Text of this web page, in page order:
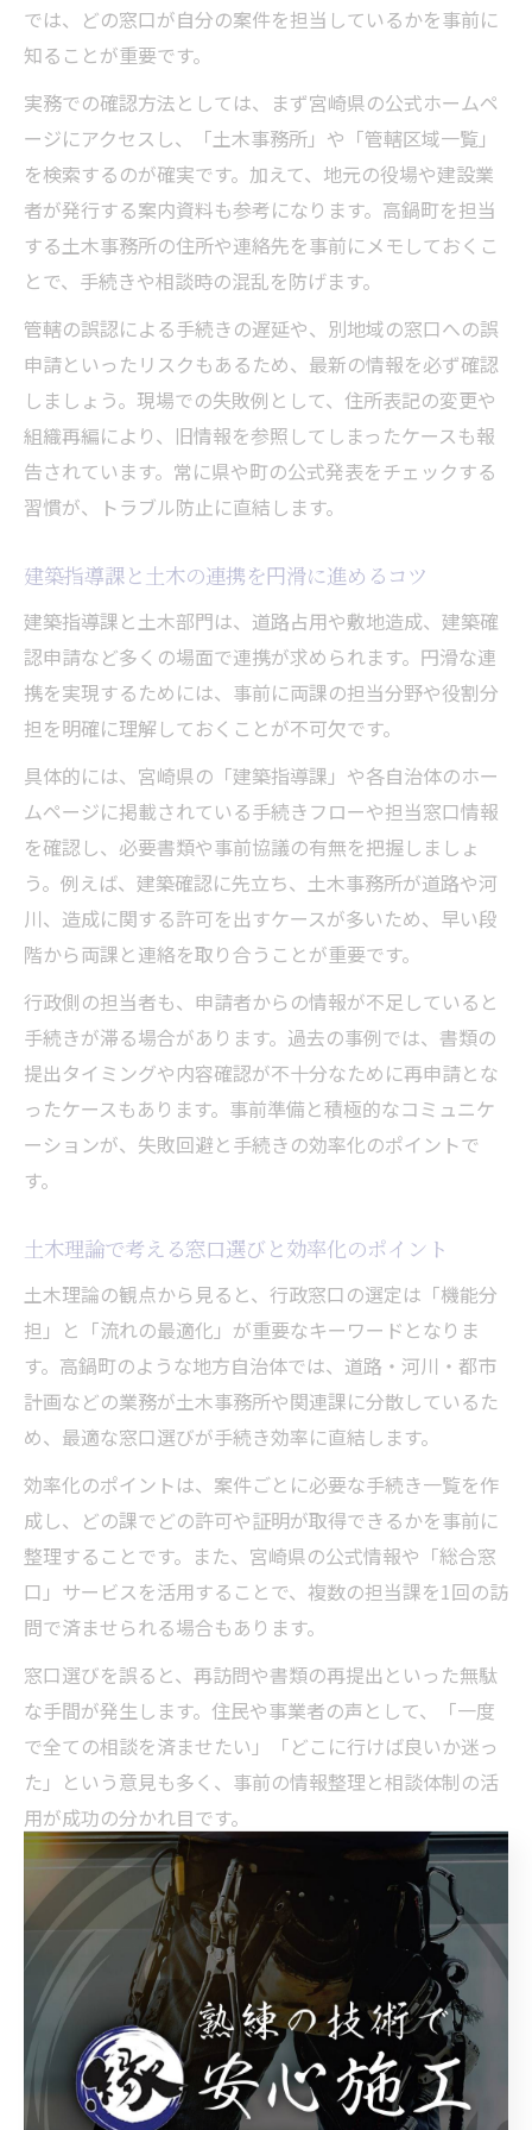
では、どの窓口が自分の案件を担当しているかを事前に
知ることが重要です。
実務での確認方法としては、まず宮崎県の公式ホームペ
ージにアクセスし、「土木事務所」や「管轄区域一覧」
を検索するのが確実です。加えて、地元の役場や建設業
者が発行する案内資料も参考になります。高鍋町を担当
する土木事務所の住所や連絡先を事前にメモしておくこ
とで、手続きや相談時の混乱を防げます。
管轄の誤認による手続きの遅延や、別地域の窓口への誤
申請といったリスクもあるため、最新の情報を必ず確認
しましょう。現場での失敗例として、住所表記の変更や
組織再編により、旧情報を参照してしまったケースも報
告されています。常に県や町の公式発表をチェックする
習慣が、トラブル防止に直結します。
建築指導課と土木の連携を円滑に進めるコツ
建築指導課と土木部門は、道路占用や敷地造成、建築確
認申請など多くの場面で連携が求められます。円滑な連
携を実現するためには、事前に両課の担当分野や役割分
担を明確に理解しておくことが不可欠です。
具体的には、宮崎県の「建築指導課」や各自治体のホー
ムページに掲載されている手続きフローや担当窓口情報
を確認し、必要書類や事前協議の有無を把握しましょ
う。例えば、建築確認に先立ち、土木事務所が道路や河
川、造成に関する許可を出すケースが多いため、早い段
階から両課と連絡を取り合うことが重要です。
行政側の担当者も、申請者からの情報が不足していると
手続きが滞る場合があります。過去の事例では、書類の
提出タイミングや内容確認が不十分なために再申請とな
ったケースもあります。事前準備と積極的なコミュニケ
ーションが、失敗回避と手続きの効率化のポイントで
す。
土木理論で考える窓口選びと効率化のポイント
土木理論の観点から見ると、行政窓口の選定は「機能分
担」と「流れの最適化」が重要なキーワードとなりま
す。高鍋町のような地方自治体では、道路・河川・都市
計画などの業務が土木事務所や関連課に分散しているた
め、最適な窓口選びが手続き効率に直結します。
効率化のポイントは、案件ごとに必要な手続き一覧を作
成し、どの課でどの許可や証明が取得できるかを事前に
整理することです。また、宮崎県の公式情報や「総合窓
口」サービスを活用することで、複数の担当課を1回の訪
問で済ませられる場合もあります。
窓口選びを誤ると、再訪問や書類の再提出といった無駄
な手間が発生します。住民や事業者の声として、「一度
で全ての相談を済ませたい」「どこに行けば良いか迷っ
た」という意見も多く、事前の情報整理と相談体制の活
用が成功の分かれ目です。
実務に役立つ土木事務所の営業時間の把握法
土木事務所の営業時間を正確に把握することは、現場調
整や申請業務の効率化に直結します。特に高鍋町周辺で
は、出先機関ごとに開庁時間や受付曜日が異なるため、
事前確認が欠かせません。
実務で役立つ方法としては、まず宮崎県の公式サイトや
各土木事務所の案内ページを参照し、現在の営業時間や